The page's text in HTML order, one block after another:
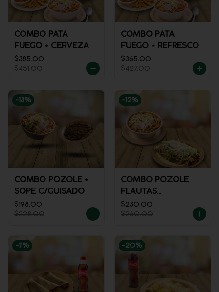
COMBO PATA
FUEGO + CERVEZA
$385.00
$451.00
COMBO PATA
FUEGO + REFRESCO
$365.00
$427.00
-13%
COMBO POZOLE +
SOPE C/GUISADO
$198.00
$228.00
-12%
COMBO POZOLE
FLAUTAS
AHOGADAS
$230.00
$260.00
-11 % -20%